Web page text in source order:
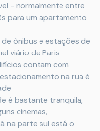
- normalmente entre
para um apartamento
ônibus e estações de
viário de Paris
contam com
na rua é
é bastante tranquila,
cinemas,
na parte sul está o